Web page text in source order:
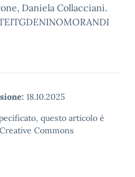
Daniela Collacciani.
18.10.2025
questo articolo è
Commons